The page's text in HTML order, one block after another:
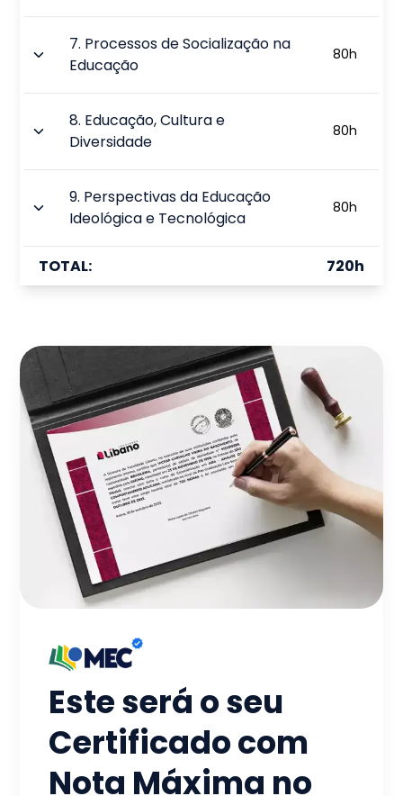
7. Processos de Socialização na
Educação
80h
8. Educação, Cultura e
Diversidade
80h
9. Perspectivas da Educação
Ideológica e Tecnológica
80h
TOTAL: 720h
Este será o seu
Certificado com
Nota Máxima no